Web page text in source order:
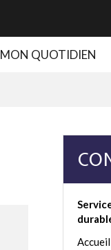
MON QUOTIDIEN